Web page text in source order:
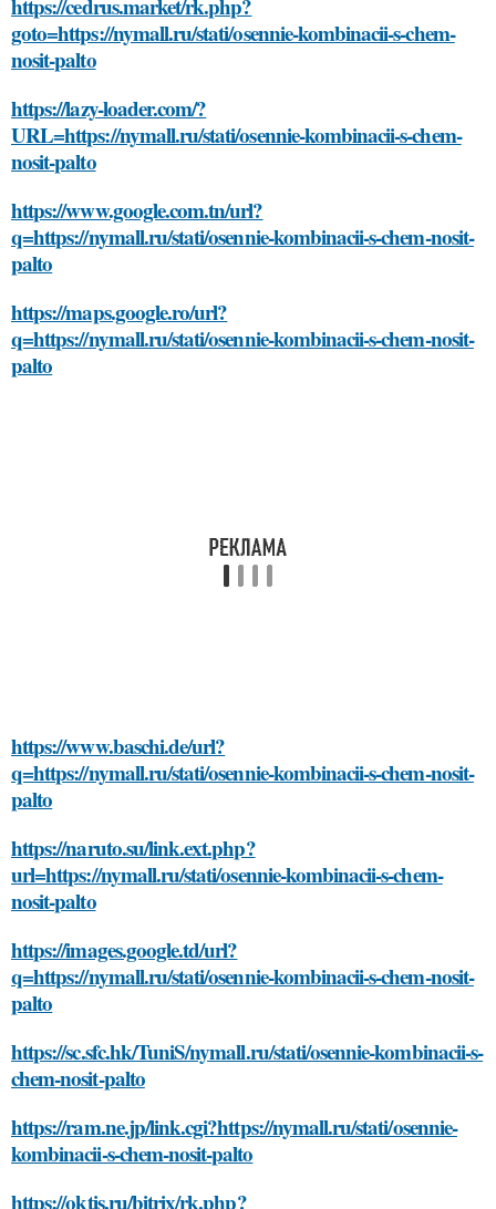
https://cedrus.market/rk.php?
goto=https://nymall.ru/stati/osennie-kombinacii-s-chem-
nosit-palto
https://lazy-loader.com/?
URL=https://nymall.ru/stati/osennie-kombinacii-s-chem-
nosit-palto
https://www.google.com.tn/url?
q=https://nymall.ru/stati/osennie-kombinacii-s-chem-nosit-
palto
https://maps.google.ro/url?
q=https://nymall.ru/stati/osennie-kombinacii-s-chem-nosit-
palto
https://www.baschi.de/url?
q=https://nymall.ru/stati/osennie-kombinacii-s-chem-nosit-
palto
https://naruto.su/link.ext.php?
url=https://nymall.ru/stati/osennie-kombinacii-s-chem-
nosit-palto
https://images.google.td/url?
q=https://nymall.ru/stati/osennie-kombinacii-s-chem-nosit-
palto
https://sc.sfc.hk/TuniS/nymall.ru/stati/osennie-kombinacii-s-
chem-nosit-palto
https://ram.ne.jp/link.cgi?https://nymall.ru/stati/osennie-
kombinacii-s-chem-nosit-palto
https://oktis.ru/bitrix/rk.php?